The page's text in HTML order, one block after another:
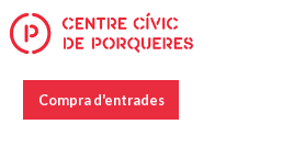
Compra d'entrades